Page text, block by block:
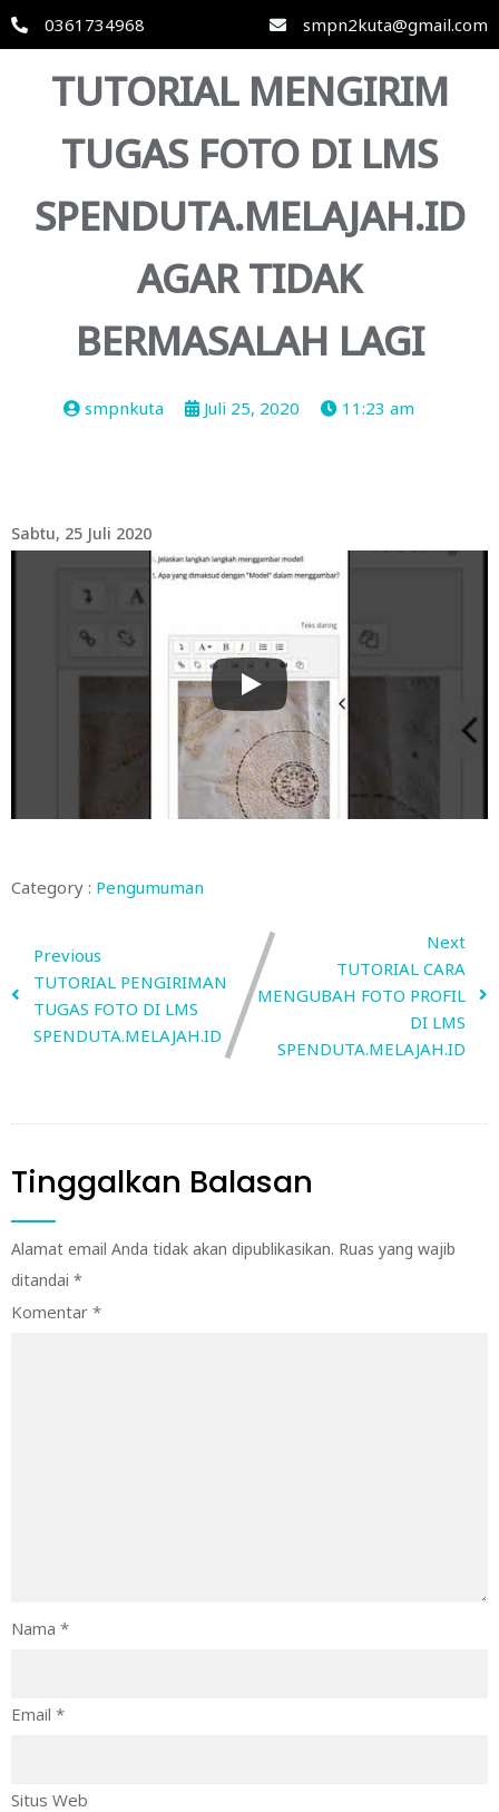
0361734968 smpn2kuta@gmail.com
TUTORIAL MENGIRIM
TUGAS FOTO DI LMS
SPENDUTA.MELAJAH.ID
AGAR TIDAK
BERMASALAH LAGI
smpnkuta Juli 25, 2020 11:23 am
Sabtu, 25 Juli 2020
Category : Pengumuman
Previous
TUTORIAL PENGIRIMAN
TUGAS FOTO DI LMS
SPENDUTA.MELAJAH.ID
Next
TUTORIAL CARA
MENGUBAH FOTO PROFIL
DI LMS
SPENDUTA.MELAJAH.ID
Tinggalkan Balasan
Alamat email Anda tidak akan dipublikasikan. Ruas yang wajib
ditandai *
Komentar *
Nama *
Email *
Situs Web